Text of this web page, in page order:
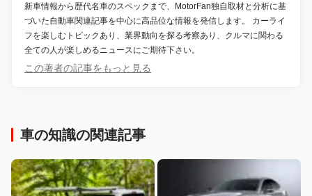
新車情報から歴代名車のスペックまで、MotorFan独自取材と分析に基
づいた自動車関連記事を中心に高品位な情報を発信します。 カーライ
フを楽しむトピックあり、業界動向を探る考察あり、クルマに関わる
全ての人が楽しめるニュースにご期待下さい。
この著者の記事をもっと見る
車の知識の関連記事